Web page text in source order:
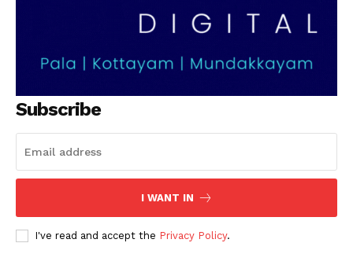
Subscribe
I WANT IN
I've read and accept the Privacy Policy.